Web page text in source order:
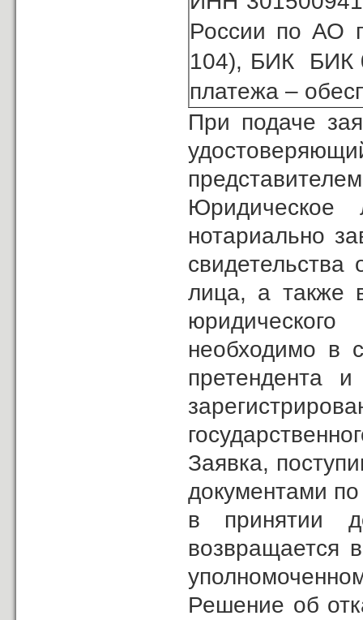
России по АО
104), БИК БИК
платежа –
При подаче
Юридическое
нотариально
свидетельства
лица, а также
необходимо в
претендента и
Заявка,
документами по
в принятии
возвращается
Решение об